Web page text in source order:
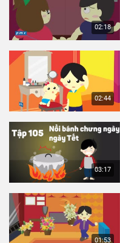
02:51
03:58
03:04
03:57
02:18
02:44
03:17
01:53